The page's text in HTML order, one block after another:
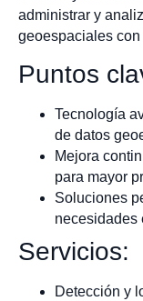
administrar y
geoespaciales
Puntos
Tecnología
de datos
Mejora
para mayor
Soluciones
necesidades
Servicios:
Detección y